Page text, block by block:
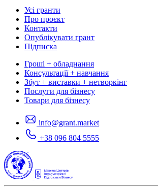
Усі гранти
Про проєкт
Контакти
Опублікувати грант
Підписка
Гроші + обладнання
Консультації + навчання
Збут + виставки + нетворкінг
Послуги для бізнесу
Товари для бізнесу
info@grant.market
+38 096 804 5555